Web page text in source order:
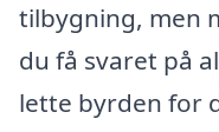
tilbygning, men
du få svaret på
lette byrden for